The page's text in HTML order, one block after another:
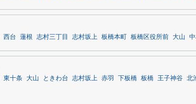
西台 蓮根 志村三丁目 志村坂上 板橋本町 板橋区役所前 大山
東十条 大山 ときわ台 志村坂上 赤羽 下板橋 板橋 王子神谷 北